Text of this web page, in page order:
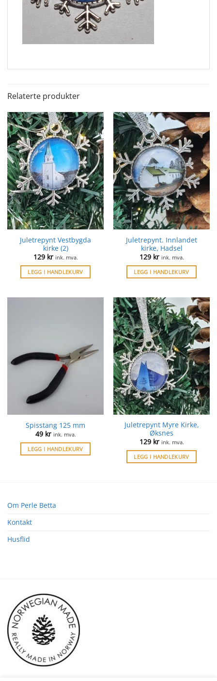
Relaterte produkter
Juletrepynt Vestbygda
kirke (2)
129 kr ink. mva.
LEGG I HANDLEKURV
Juletrepynt. Innlandet
kirke, Hadsel
129 kr ink. mva.
LEGG I HANDLEKURV
Spisstang 125 mm
49 kr ink. mva.
LEGG I HANDLEKURV
Juletrepynt Myre Kirke,
Øksnes
129 kr ink. mva.
LEGG I HANDLEKURV
Om Perle Betta
Kontakt
Husflid